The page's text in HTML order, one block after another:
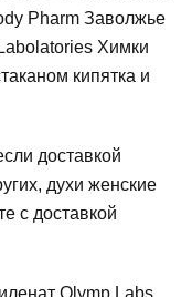
Pharm Заволжье
Химки
кипятка и
доставкой
духи женские
с доставкой